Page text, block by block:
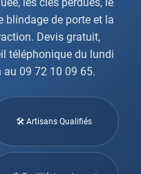
blindage de porte et la
Devis gratuit,
téléphonique du lundi
09 72 10 09 65.
🛠 Artisans Qualifiés